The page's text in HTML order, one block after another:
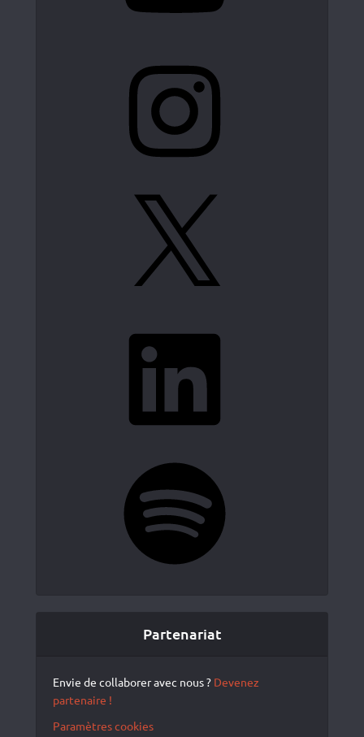
Partenariat
Envie de collaborer avec nous ? Devenez
partenaire !
Paramètres cookies